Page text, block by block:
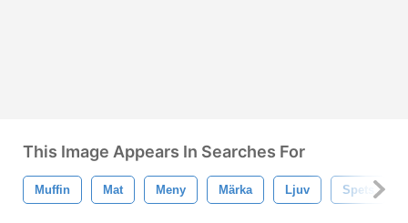
This Image Appears In Searches For
Muffin Mat Meny Märka Ljuv Spets